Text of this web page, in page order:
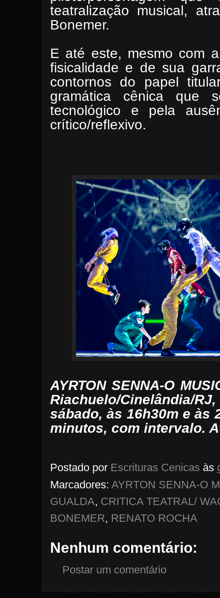
teatralização musical,
Bonemer.
E até este, mesmo com
fisicalidade e de sua
contornos do papel
gramática cênica que
tecnológico e pela
crítico/reflexivo.
AYRTON SENNA-O
Riachuelo/Cinelândia/
sábado, às 16h30m e às
minutos, com intervalo.
Postado por Escrituras Cenicas às
Marcadores: AYRTON SENNA-O
GUALDA, CRITICA TEATRAL/
BONEMER, RENATO ROCHA
Nenhum comentário:
Postar um comentário